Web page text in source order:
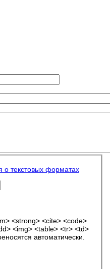
текстовых форматах
<strong> <cite> <code>
<img> <table> <tr> <td>
автоматически.